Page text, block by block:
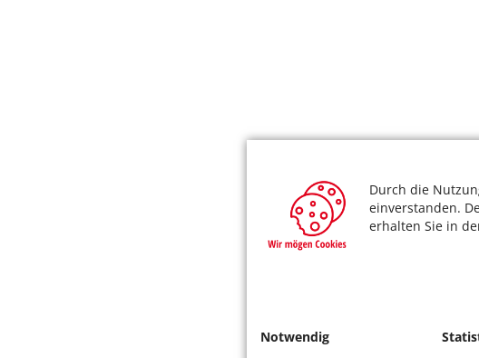
Durch die
einverstanden.
erhalten Sie in
Notwendig